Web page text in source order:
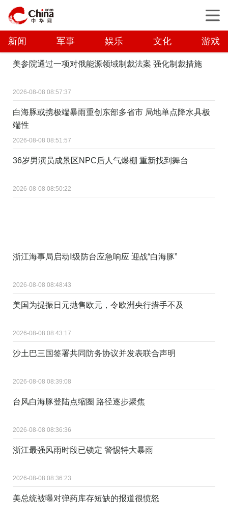
新闻 军事 娱乐 文化 游戏
美参院通过一项对俄能源领域制裁法案 强化制裁措施
2026-08-08 08:57:37
白海豚或携极端暴雨重创东部多省市 局地单点降水具极
端性
2026-08-08 08:51:57
36岁男演员成景区NPC后人气爆棚 重新找到舞台
2026-08-08 08:50:22
浙江海事局启动Ⅰ级防台应急响应 迎战“白海豚”
2026-08-08 08:48:43
美国为提振日元抛售欧元，令欧洲央行措手不及
2026-08-08 08:43:17
沙土巴三国签署共同防务协议并发表联合声明
2026-08-08 08:39:08
台风白海豚登陆点缩圈 路径逐步聚焦
2026-08-08 08:36:36
浙江最强风雨时段已锁定 警惕特大暴雨
2026-08-08 08:36:23
美总统被曝对弹药库存短缺的报道很愤怒